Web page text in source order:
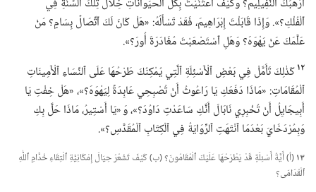
أَرْهَبَكَ ٱلنَّفِيلِيمُ؟‏ وَكَيْفَ ٱعْتَنَيْتَ بِكُلِّ ٱلْحَيَوَانَاتِ خِلَالَ تِلْكَ ٱلسَّنَةِ فِي
ٱلْفُلْكِ؟‏».‏ وَإِذَا قَابَلْتَ إِبْرَاهِيمَ،‏ فَقَدْ تَسْأَلُهُ:‏ «هَلْ كَانَ لَكَ ٱتِّصَالٌ بِسَامٍ؟‏ مَنْ
عَلَّمَكَ عَنْ يَهْوَهَ؟‏ وَهَلِ ٱسْتَصْعَبْتَ مُغَادَرَةَ أُورَ؟‏».‏
١٢كَذٰلِكَ تَأَمَّلْ فِي بَعْضِ ٱلْأَسْئِلَةِ ٱلَّتِي يُمْكِنُكَ طَرْحُهَا عَلَى ٱلنِّسَاءِ ٱلْأَمِينَاتِ
ٱلْمُقَامَاتِ:‏ «مَاذَا دَفَعَكِ يَا رَاعُوثُ أَنْ تُصْبِحِي عَابِدَةً لِيَهْوَهَ؟‏»،‏ «هَلْ خِفْتِ يَا
أَبِيجَايِلُ أَنْ تُخْبِرِي نَابَالَ أَنَّكِ سَاعَدْتِ دَاوُدَ؟‏»،‏ وَ «يَا أَسْتِيرُ،‏ مَاذَا حَلَّ بِكِ
وَبِمُرْدَخَايَ بَعْدَمَا ٱنْتَهَتِ ٱلرِّوَايَةُ فِي ٱلْكِتَابِ ٱلْمُقَدَّسِ؟‏».‏
١٣(‏أ)‏ أَيَّةُ أَسْئِلَةٍ قَدْ يَطْرَحُهَا عَلَيْكَ ٱلْمُقَامُونَ؟‏ (‏ب)‏ كَيْفَ تَشْعُرُ حِيَالَ إِمْكَانِيَّةِ ٱلْتِقَاءِ خُدَّامِ ٱللّٰهِ
ٱلْقُدَامَى؟‏